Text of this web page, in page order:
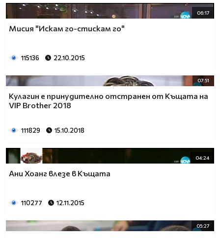
06:17
Мисия "Искам го-стискам го"
115136 22.10.2015
07:51
Кулагин е принудително отстранен от Къщата на
VIP Brother 2018
111829 15.10.2018
04:24
Ани Хоанг влезе в Къщата
110277 12.11.2015
05:27